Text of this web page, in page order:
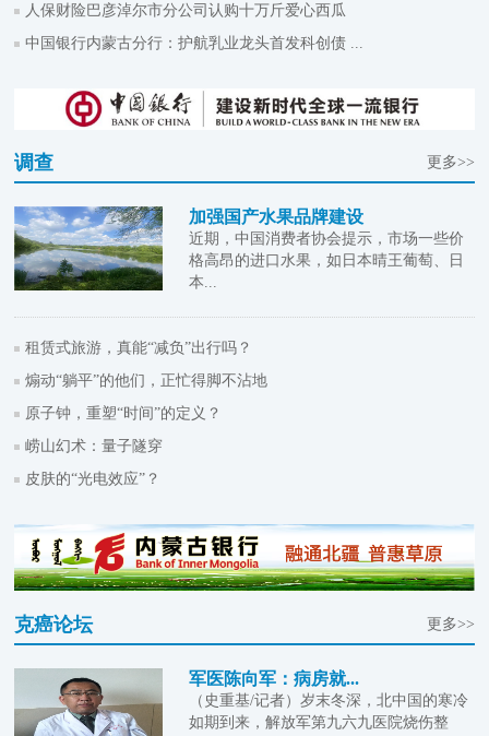
人保财险巴彦淖尔市分公司认购十万斤爱心西瓜
中国银行内蒙古分行：护航乳业龙头首发科创债 ...
调查 更多>>
加强国产水果品牌建设
近期，中国消费者协会提示，市场一些价
格高昂的进口水果，如日本晴王葡萄、日
本...
租赁式旅游，真能“减负”出行吗？
煽动“躺平”的他们，正忙得脚不沾地
原子钟，重塑“时间”的定义？
崂山幻术：量子隧穿
皮肤的“光电效应”？
克癌论坛 更多>>
军医陈向军：病房就...
（史重基/记者）岁末冬深，北中国的寒冷
如期到来，解放军第九六九医院烧伤整